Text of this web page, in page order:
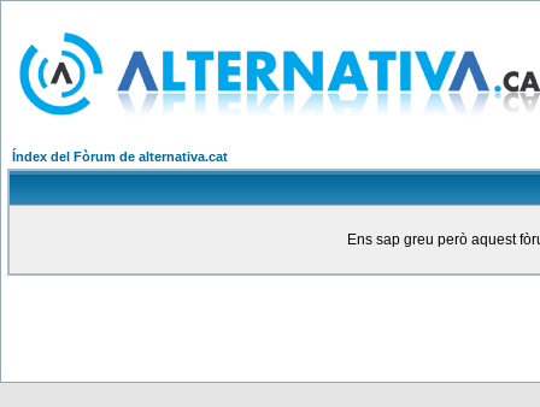
Índex del Fòrum de alternativa.cat
Ens sap greu però aquest